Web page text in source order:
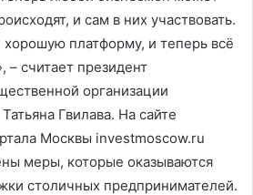
и сам в них участвовать.
хорошую платформу, и теперь всё
– считает президент
организации
Гвилава. На сайте
Москвы investmoscow.ru
меры, которые оказываются
столичных предпринимателей.